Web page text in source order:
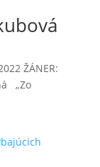
ŽÁNER:
„Zo